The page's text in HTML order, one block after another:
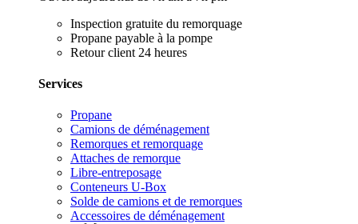
Inspection gratuite du remorquage
Propane payable à la pompe
Retour client 24 heures
Services
Propane
Camions de déménagement
Remorques et remorquage
Attaches de remorque
Libre-entreposage
Conteneurs U-Box
Solde de camions et de remorques
Accessoires de déménagement